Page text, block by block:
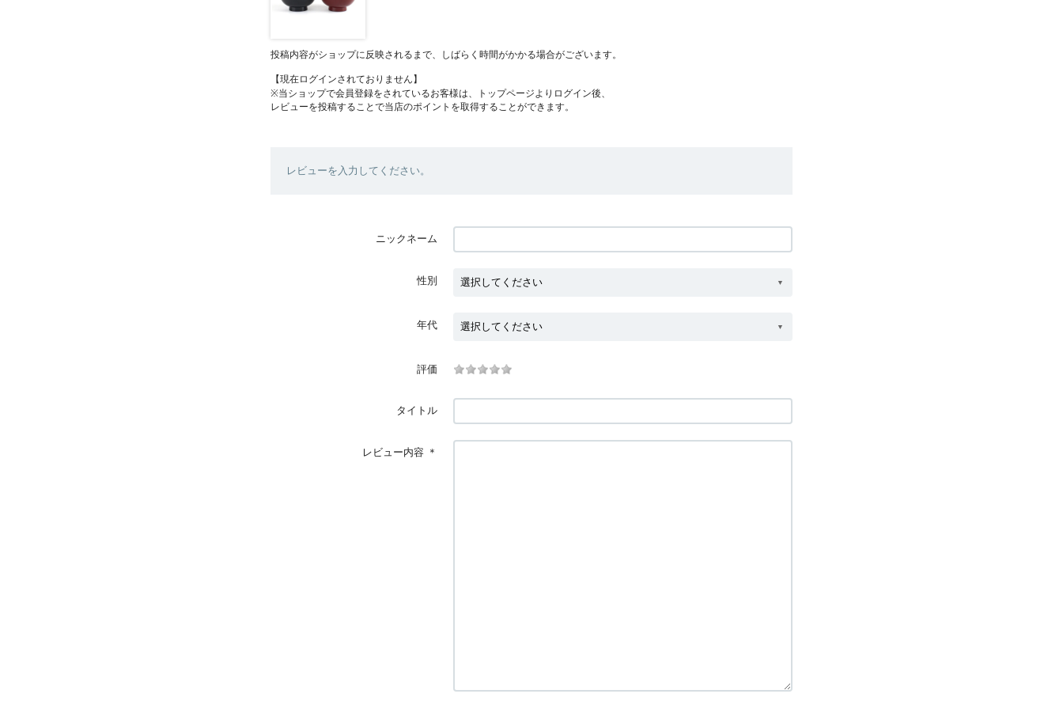
投稿内容がショップに反映されるまで、しばらく時間がかかる場合がございます。
【現在ログインされておりません】
※当ショップで会員登録をされているお客様は、トップページよりログイン後、
レビューを投稿することで当店のポイントを取得することができます。
レビューを入力してください。
ニックネーム
性別
年代
評価
タイトル
レビュー内容 ＊